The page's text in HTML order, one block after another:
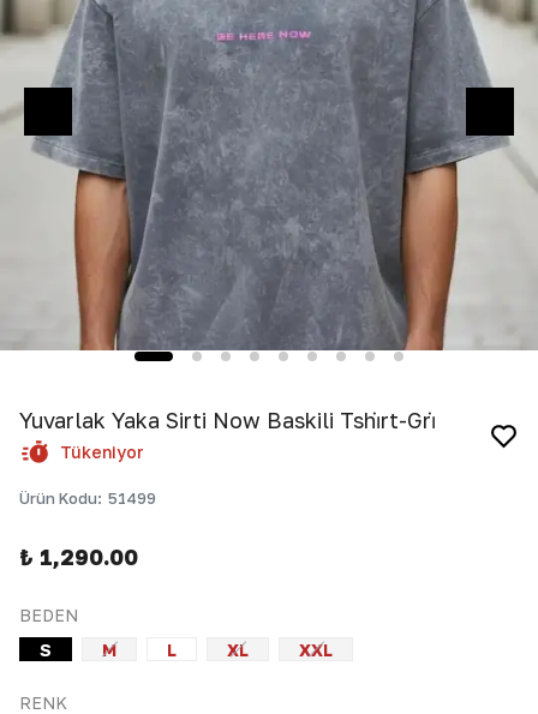
Yuvarlak Yaka Sirti Now Baskili Tshi̇rt-Gri̇
Tükeniyor
Ürün Kodu: 51499
₺ 1,290.00
BEDEN
S
M L XL XXL
RENK